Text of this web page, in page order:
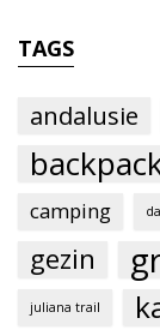
TAGS
andalusie
camping
gezin
juliana trail